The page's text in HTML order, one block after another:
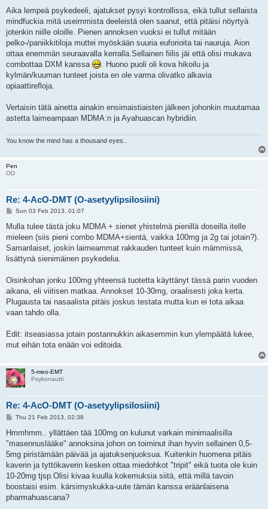
Aika lempeä psykedeeli, ajatukset pysyi kontrollissa, eikä tullut sellaista
mindfuckia mitä useimmista deeleistä olen saanut, että pitäisi nöyrtyä
jotenkin niille oloille. Pienen annoksen vuoksi ei tullut mitään
pelko-/paniikkitiloja muttei myöskään suuria euforioita tai nauruja. Aion
ottaa enemmän seuraavalla kerralla.Sellainen fiilis jäi että olisi mukava
combottaa DXM kanssa
. Huono puoli oli kova hikoilu ja
kylmän/kuuman tunteet joista en ole varma olivatko alkavia
opiaattirefloja.
Vertaisin tätä ainetta ainakin ensimaistiaisten jälkeen johonkin muutamaa
astetta laimeampaan MDMA:n ja Ayahuascan hybridiin.
You know the mind has a thousand eyes..
Pen
OD
Re: 4-AcO-DMT (O-asetyylipsilosiini)
P
s
Sun 03 Feb 2013, 01:07
Mulla tulee tästä joku MDMA + sienet yhistelmä pienillä doseilla itelle
mieleen (siis pieni combo MDMA+sientä, vaikka 100mg ja 2g tai jotain?).
Samanlaiset, joskin laimeammat rakkauden tunteet kuin mämmissä,
lisättynä sienimäinen psykedelia.
Oisinkohan jonku 100mg yhteensä tuotetta käyttänyt tässä parin vuoden
aikana, eli viitisen matkaa. Annokset 10-30mg, oraalisesti joka kerta.
Plugausta tai nasaalista pitäis joskus testata mutta kun ei tota aikaa
vaan tahdo olla.
Edit: itseasiassa jotain postannukkin aikasemmin kun ylempäätä lukee,
mut eihän tota enään voi editoida.
5-meo-EMT
Psykonautti
Re: 4-AcO-DMT (O-asetyylipsilosiini)
P
s
Thu 21 Feb 2013, 02:38
Hmmhmm.. yllättäen tää 100mg on kulunut varkain minimaalisilla
"masennuslääke" annoksina johon on toiminut ihan hyvin sellainen 0,5-
5mg piristämään päivää ja ajatuksenjuoksua. Kuitenkin huomena pitäis
kaverin ja tyttökaverin kesken ottaa miedohkot "tripit" eikä tuota ole kuin
10-20mg tjsp.Olisi kivaa kuulla kokemuksia siitä, että millä tavoin
boostaisi esim. kärsimyskukka-uute tämän kanssa eräänlaisena
pharmahuascana?